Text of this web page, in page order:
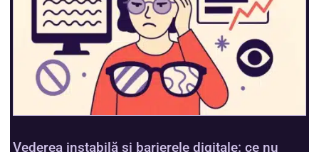
Vederea instabilă și barierele digitale: ce nu